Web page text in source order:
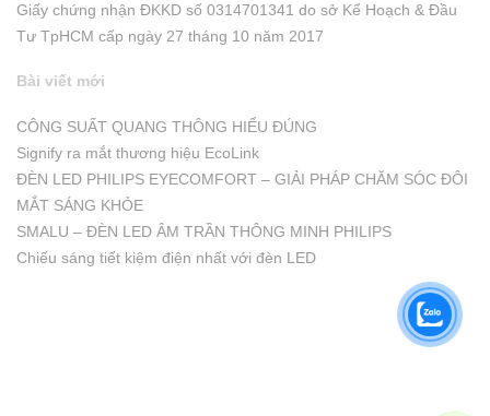
Giấy chứng nhận ĐKKD số 0314701341 do sở Kể Hoạch & Đầu
Tư TpHCM cấp ngày 27 tháng 10 năm 2017
Bài viết mới
CÔNG SUẤT QUANG THÔNG HIỂU ĐÚNG
Signify ra mắt thương hiệu EcoLink
ĐÈN LED PHILIPS EYECOMFORT – GIẢI PHÁP CHĂM SÓC ĐÔI
MẮT SÁNG KHỎE
SMALU – ĐÈN LED ÂM TRẦN THÔNG MINH PHILIPS
Chiếu sáng tiết kiệm điện nhất với đèn LED